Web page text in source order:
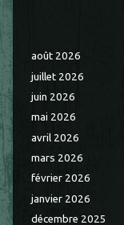
août 2026
juillet 2026
juin 2026
mai 2026
avril 2026
mars 2026
février 2026
janvier 2026
décembre 2025